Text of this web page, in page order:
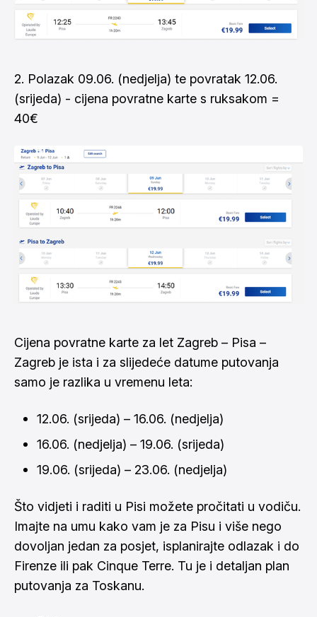
2. Polazak 09.06. (nedjelja) te povratak 12.06.
(srijeda) - cijena povratne karte s ruksakom =
40€
Cijena povratne karte za let Zagreb – Pisa –
Zagreb je ista i za slijedeće datume putovanja
samo je razlika u vremenu leta:
12.06. (srijeda) – 16.06. (nedjelja)
16.06. (nedjelja) – 19.06. (srijeda)
19.06. (srijeda) – 23.06. (nedjelja)
Što vidjeti i raditi u Pisi možete pročitati u vodiču.
Imajte na umu kako vam je za Pisu i više nego
dovoljan jedan za posjet, isplanirajte odlazak i do
Firenze ili pak Cinque Terre. Tu je i detaljan plan
putovanja za Toskanu.